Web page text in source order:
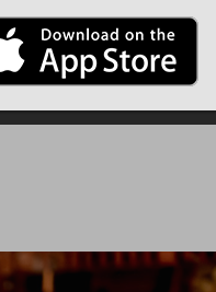
PARTYFOTOS FÜR